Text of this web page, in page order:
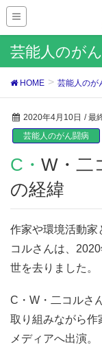
芸能人のが
HOME 芸能人のが
2020年4月10日 / 最
芸能人のがん闘病
C・W・二コルさんの直腸がん闘病
の経緯
作家や環境活動家
コルさんは、
世を去りました。
C・W・二コルさ
取り組みながら作
メディアへ出演。